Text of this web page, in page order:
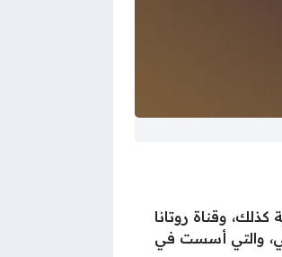
وقناة روتانا
والتي أسست في